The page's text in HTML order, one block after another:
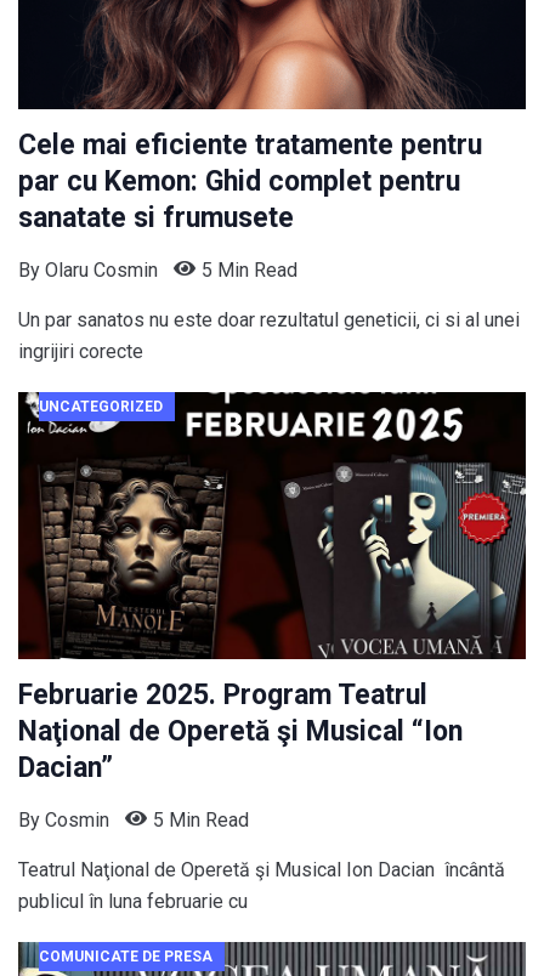
Cele mai eficiente tratamente pentru
par cu Kemon: Ghid complet pentru
sanatate si frumusete
By Olaru Cosmin 5 Min Read
Un par sanatos nu este doar rezultatul geneticii, ci si al unei
ingrijiri corecte
UNCATEGORIZED
Februarie 2025. Program Teatrul
Naţional de Operetă şi Musical “Ion
Dacian”
By Cosmin 5 Min Read
Teatrul Naţional de Operetă şi Musical Ion Dacian încântă
publicul în luna februarie cu
COMUNICATE DE PRESA